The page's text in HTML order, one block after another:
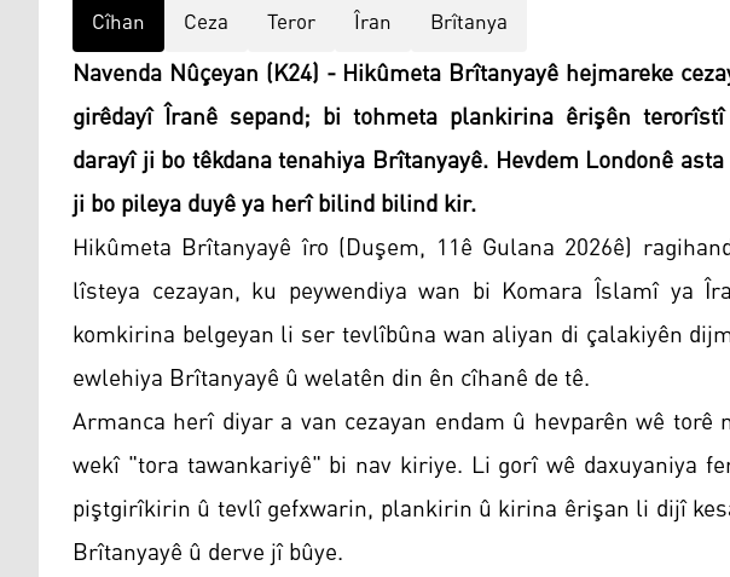
Cîhan Ceza Teror Îran Brîtanya
Navenda Nûçeyan (K24) - Hikûmeta Brîtanyayê hejmareke
girêdayî Îranê sepand; bi tohmeta plankirina êrişên
darayî ji bo têkdana tenahiya Brîtanyayê. Hevdem Londonê
ji bo pileya duyê ya herî bilind bilind kir.
Hikûmeta Brîtanyayê îro (Duşem, 11ê Gulana 2026ê)
lîsteya cezayan, ku peywendiya wan bi Komara Îslamî ya
komkirina belgeyan li ser tevlîbûna wan aliyan di çalakiyên
ewlehiya Brîtanyayê û welatên din ên cîhanê de tê.
Armanca herî diyar a van cezayan endam û hevparên wê
wekî "tora tawankariyê" bi nav kiriye. Li gorî wê daxuyaniya
piştgirîkirin û tevlî gefxwarin, plankirin û kirina êrişan li dijî
Brîtanyayê û derve jî bûye.